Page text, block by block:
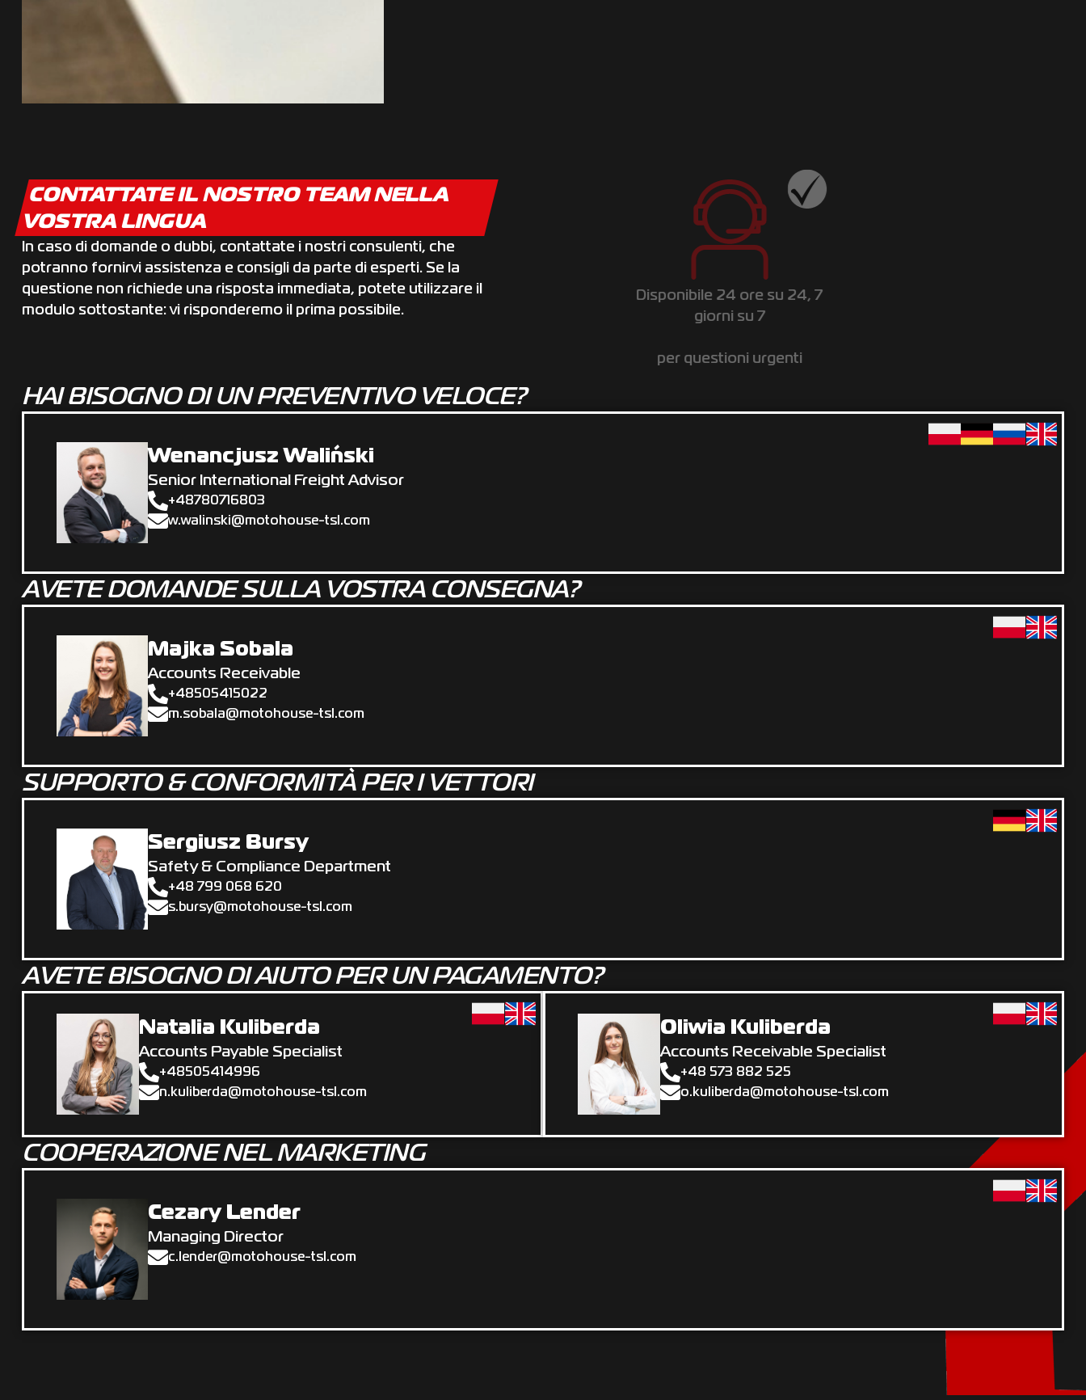
CONTATTATE IL NOSTRO TEAM NELLA
VOSTRA LINGUA
In caso di domande o dubbi, contattate i nostri consulenti, che
potranno fornirvi assistenza e consigli da parte di esperti. Se la
questione non richiede una risposta immediata, potete utilizzare il
modulo sottostante: vi risponderemo il prima possibile.
Disponibile 24 ore su 24, 7
per questioni urgenti
HAI BISOGNO DI UN PREVENTIVO VELOCE?
Wenancjusz Waliński
Senior International Freight Advisor
+‌48780716803
w.walinski@motohouse-tsl.com
AVETE DOMANDE SULLA VOSTRA CONSEGNA?
Majka Sobala
Accounts Receivable
+‌48505415022
m.sobala@motohouse-tsl.com
SUPPORTO & CONFORMITÀ PER I VETTORI
Sergiusz Bursy
Safety & Compliance Department
+48 799 068 620
s.bursy@motohouse-tsl.com
AVETE BISOGNO DI AIUTO PER UN PAGAMENTO?
Natalia Kuliberda
Accounts Payable Specialist
+48505414996
n.kuliberda@m​otoh‌ou​se-​t‌sl​.c‌om
Oliwia Kuliberda
Accounts Receivable Specialist
+48 573 882 525
o.kuliberda@motohouse-tsl.com
COOPERAZIONE NEL MARKETING
Cezary Lender
Managing Director
c.lender@motohouse-tsl.com